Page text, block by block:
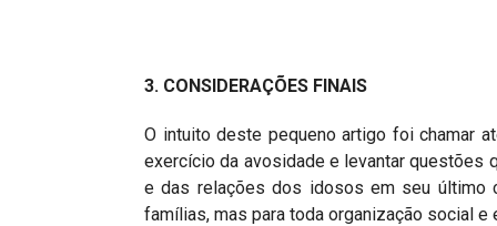
3. CONSIDERAÇÕES FINAIS
O intuito deste pequeno artigo foi chamar
exercício da avosidade e levantar questões
e das relações dos idosos em seu último
famílias, mas para toda organização social e